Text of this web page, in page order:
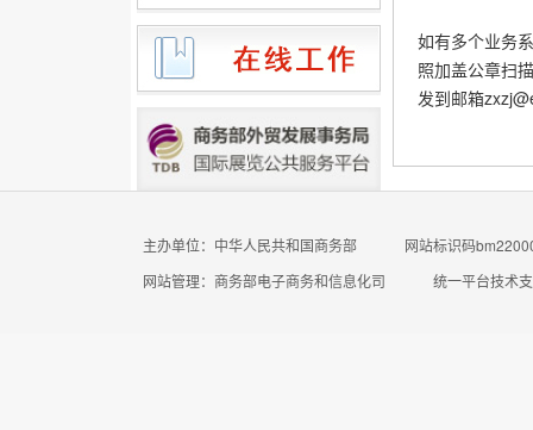
如有多个业务
照加盖公章扫
发到邮箱
主办单位：中华人民共和国商务部
网站标识码
网站管理：商务部电子商务和信息化司
统一平台技术